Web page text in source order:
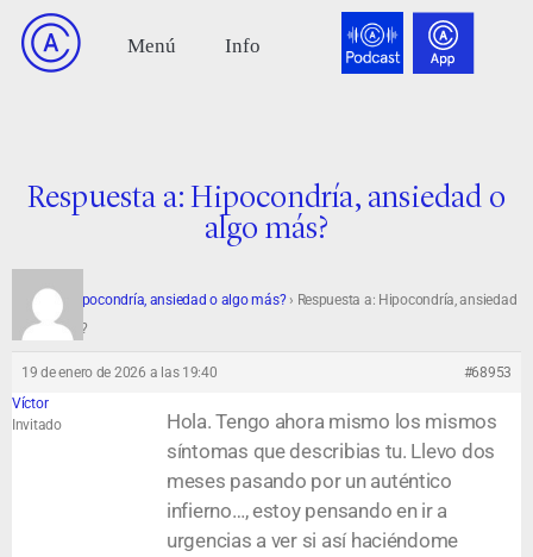
Respuesta a: Hipocondría, ansiedad o
algo más?
Foro › Hipocondría, ansiedad o algo más?› Respuesta a: Hipocondría, ansiedad
o algo más?
19 de enero de 2026 a las 19:40
#68953
Víctor
Invitado
Hola. Tengo ahora mismo los mismos
síntomas que describias tu. Llevo dos
meses pasando por un auténtico
infierno…, estoy pensando en ir a
urgencias a ver si así haciéndome